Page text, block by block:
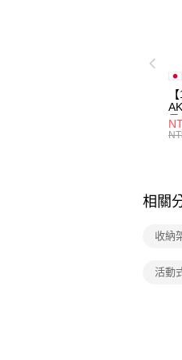
量
相關
收納
活動